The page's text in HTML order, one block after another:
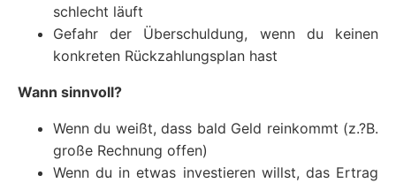
schlecht läuft
Gefahr der Überschuldung, wenn du keinen
konkreten Rückzahlungsplan hast
Wann sinnvoll?
Wenn du weißt, dass bald Geld reinkommt (z.?B.
große Rechnung offen)
Wenn du in etwas investieren willst, das Ertrag